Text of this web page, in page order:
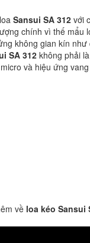
Sansui SA 312 với
chính vì thế
không gian kín
SA 312 không phải
và hiệu ứng
về loa kéo Sansui